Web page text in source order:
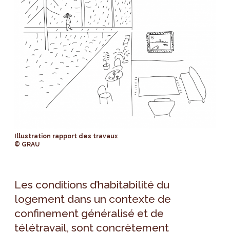
Illustration rapport des travaux
© GRAU
Les conditions d’habitabilité du
logement dans un contexte de
confinement généralisé et de
télétravail, sont concrètement